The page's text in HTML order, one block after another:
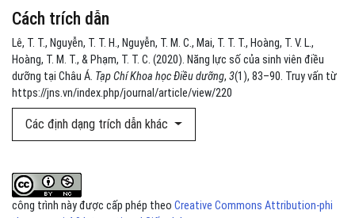
Cách trích dẫn
Lê, T. T., Nguyễn, T. T. H., Nguyễn, T. M. C., Mai, T. T. T., Hoàng, T. V. L.,
Hoàng, T. M. T., & Phạm, T. T. C. (2020). Năng lực số của sinh viên điều
dưỡng tại Châu Á. Tạp Chí Khoa học Điều dưỡng, 3(1), 83–90. Truy vấn từ
https://jns.vn/index.php/journal/article/view/220
Các định dạng trích dẫn khác
công trình này được cấp phép theo Creative Commons Attribution-phi